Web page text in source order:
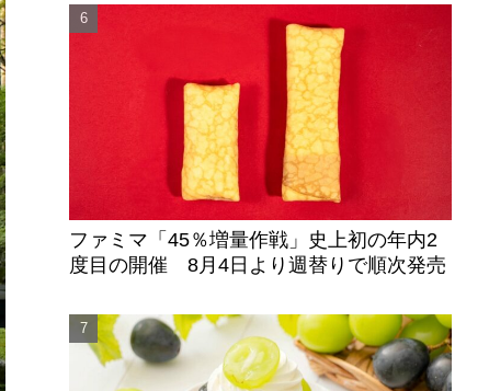
ファミマ「45％増量作戦」史上初の年内2
度目の開催 8月4日より週替りで順次発売